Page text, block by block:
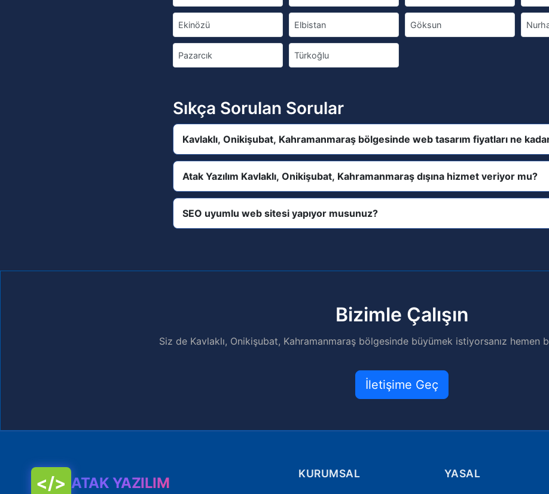
Ekinözü Elbistan Göksun
Pazarcık Türkoğlu
Sıkça Sorulan Sorular
Kavlaklı, Onikişubat, Kahramanmaraş bölgesinde web tasarım fiyatları ne
Atak Yazılım Kavlaklı, Onikişubat, Kahramanmaraş dışına hizmet veriyor mu?
SEO uyumlu web sitesi yapıyor musunuz?
Bizimle Çalışın
Siz de Kavlaklı, Onikişubat, Kahramanmaraş bölgesinde büyümek istiyorsanız hemen
İletişime Geç
</> ATAK YAZILIM
KURUMSAL YASAL